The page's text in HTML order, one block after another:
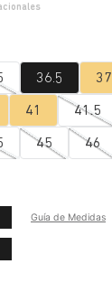
36.5 37
41 41.5
45 46
Guía de Medidas